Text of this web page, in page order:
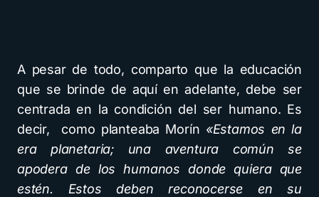
A pesar de todo, comparto que la educación
que se brinde de aquí en adelante, debe ser
centrada en la condición del ser humano. Es
decir, como planteaba Morín «Estamos en la
era planetaria; una aventura común se
apodera de los humanos donde quiera que
estén. Estos deben reconocerse en su